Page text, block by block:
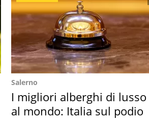
Salerno
I migliori alberghi di lusso
al mondo: Italia sul podio